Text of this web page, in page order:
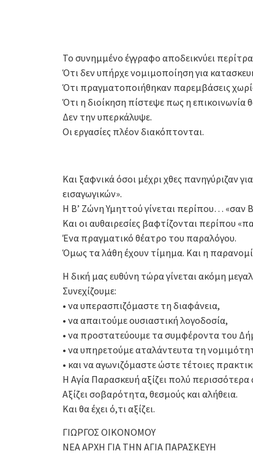
Το συνημμένο έγγραφο αποδεικνύει
Ότι δεν υπήρχε νομιμοποίηση για
Ότι πραγματοποιήθηκαν παρεμβάσεις
Ότι η διοίκηση πίστεψε πως η επικοινωνία
Δεν την υπερκάλυψε.
Οι εργασίες πλέον διακόπτονται.
Και ξαφνικά όσοι μέχρι χθες πανηγύριζαν
εισαγωγικών».
Η Β’ Ζώνη Υμηττού γίνεται περίπου… «σαν
Και οι αυθαιρεσίες βαφτίζονται περίπου
Ένα πραγματικό θέατρο του παραλόγου.
Όμως τα λάθη έχουν τίμημα. Και η
Η δική μας ευθύνη τώρα γίνεται ακόμη
Συνεχίζουμε:
• να υπερασπιζόμαστε τη διαφάνεια,
• να απαιτούμε ουσιαστική λογοδοσία,
• να προστατεύουμε τα συμφέροντα του
• να υπηρετούμε αταλάντευτα τη
• και να αγωνιζόμαστε ώστε τέτοιες
Η Αγία Παρασκευή αξίζει πολύ
Αξίζει σοβαρότητα, θεσμούς και αλήθεια.
Και θα έχει ό,τι αξίζει.
ΓΙΩΡΓΟΣ ΟΙΚΟΝΟΜΟΥ
ΝΕΑ ΑΡΧΗ ΓΙΑ ΤΗΝ ΑΓΙΑ ΠΑΡΑΣΚΕΥΗ